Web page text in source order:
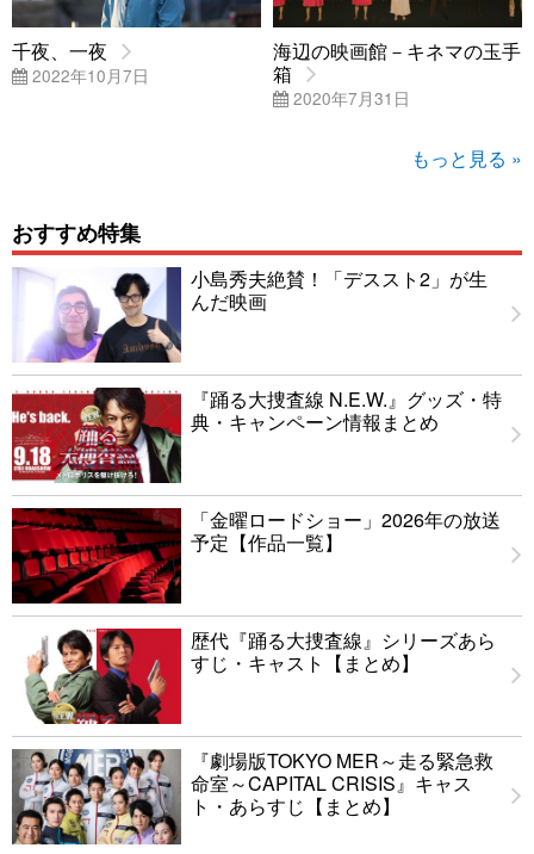
千夜、一夜
2022年10月7日
海辺の映画館－キネマの玉手
箱
2020年7月31日
もっと見る »
おすすめ特集
小島秀夫絶賛！「デススト2」が生
んだ映画
『踊る大捜査線 N.E.W.』グッズ・特
典・キャンペーン情報まとめ
「金曜ロードショー」2026年の放送
予定【作品一覧】
歴代『踊る大捜査線』シリーズあら
すじ・キャスト【まとめ】
『劇場版TOKYO MER～走る緊急救
命室～CAPITAL CRISIS』キャス
ト・あらすじ【まとめ】